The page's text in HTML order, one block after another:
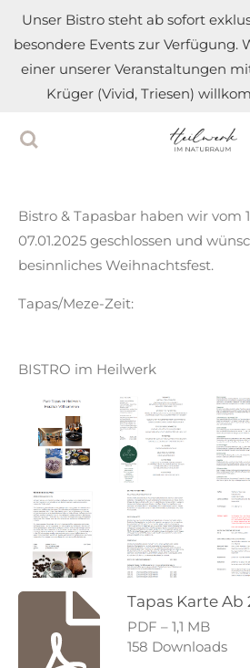
Zum
Hauptinhalt
springen
Unser Bistro steht ab sofort
besondere Events zur Verfügung.
einer unserer Veranstaltungen
Krüger (Vivid, Triesen)
Bistro & Tapasbar haben wir vom
07.01.2025 geschlossen und
besinnliches Weihnachtsfest.
Tapas/Meze-Zeit:
BISTRO im Heilwerk
Tapas Karte Ab
PDF – 1,1 MB
158 Downloads